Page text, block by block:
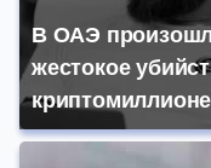
В ОАЭ
жестокое